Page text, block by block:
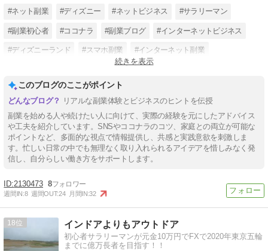
#ネット副業 #ディズニー #ネットビジネス #サラリーマン
#副業初心者 #ココナラ #副業ブログ #インターネットビジネス
#ディズニーランド #スマホ副業 #インターネット副業
続きを表示
このブログのここがポイント
リアルな副業体験とビジネスのヒントを伝授
副業を始める人や続けたい人に向けて、実際の経験を元にしたアドバイス
や工夫を紹介しています。SNSやココナラのコツ、家庭との両立が可能な
ポイントなど、多面的な視点で情報提供し、共感と実践意欲を刺激しま
す。忙しい日常の中でも無理なく取り入れられるアイデアを惜しみなく発
信し、自分らしい働き方をサポートします。
2130473 8
週間IN:8 週間OUT:24 月間IN:32
18 インドアよりもアウトドア
初心者サラリーマンが元金10万円でFXで2020年東京五輪
までに億万長者を目指す！！